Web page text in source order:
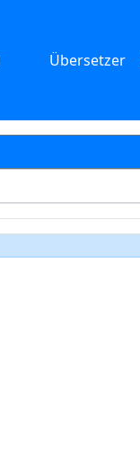
Übersetzer